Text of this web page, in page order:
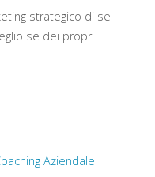
strategico di se
se dei propri
Aziendale